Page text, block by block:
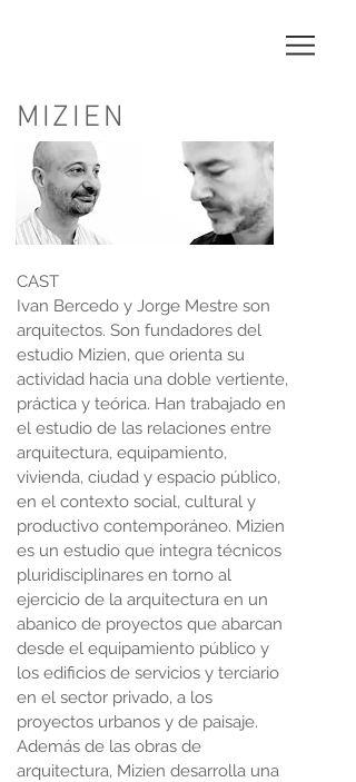
MIZIEN
CAST
Ivan Bercedo y Jorge Mestre son
arquitectos. Son fundadores del
estudio Mizien, que orienta su
actividad hacia una doble vertiente,
práctica y teórica. Han trabajado en
el estudio de las relaciones entre
arquitectura, equipamiento,
vivienda, ciudad y espacio público,
en el contexto social, cultural y
productivo contemporáneo. Mizien
es un estudio que integra técnicos
pluridisciplinares en torno al
ejercicio de la arquitectura en un
abanico de proyectos que abarcan
desde el equipamiento público y
los edificios de servicios y terciario
en el sector privado, a los
proyectos urbanos y de paisaje.
Además de las obras de
arquitectura, Mizien desarrolla una